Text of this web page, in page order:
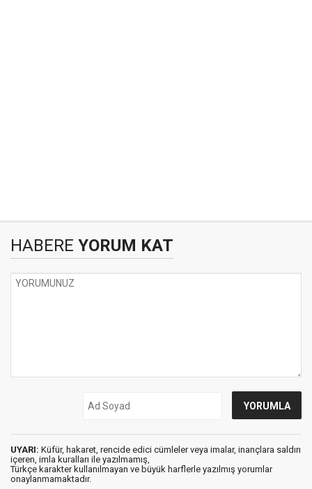
HABERE YORUM KAT
UYARI: Küfür, hakaret, rencide edici cümleler veya imalar, inançlara saldırı
içeren, imla kuralları ile yazılmamış,
Türkçe karakter kullanılmayan ve büyük harflerle yazılmış yorumlar
onaylanmamaktadır.